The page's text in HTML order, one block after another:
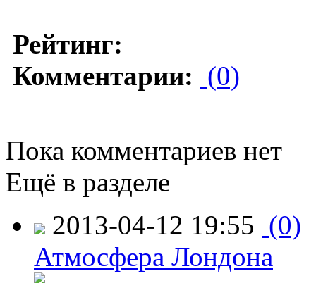
Рейтинг:
Комментарии: (0)
Пока комментариев нет
Ещё в разделе
2013-04-12 19:55 (0)
Атмосфера Лондона